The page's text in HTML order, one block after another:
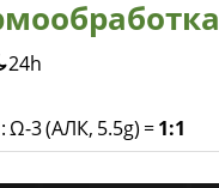
24h
:Ω-3 (АЛК, 5.5g) =1:1